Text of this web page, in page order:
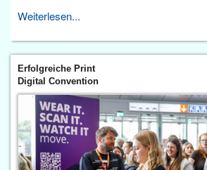
Weiterlesen...
Erfolgreiche Print
Digital Convention